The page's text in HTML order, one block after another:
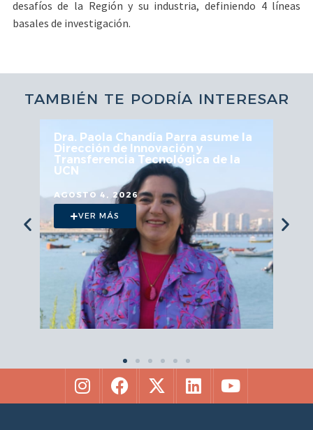
desafíos de la Región y su industria, definiendo 4 líneas
basales de investigación.
TAMBIÉN TE PODRÍA INTERESAR
Dra. Paola Chandía Parra asume la
Dirección de Innovación y
Transferencia Tecnológica de la
UCN
AGOSTO 4, 2026
VER MÁS